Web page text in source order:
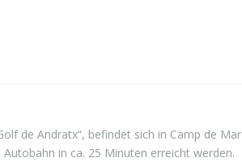
de Andratx“, befindet sich in Camp de Mar
in ca. 25 Minuten erreicht werden.